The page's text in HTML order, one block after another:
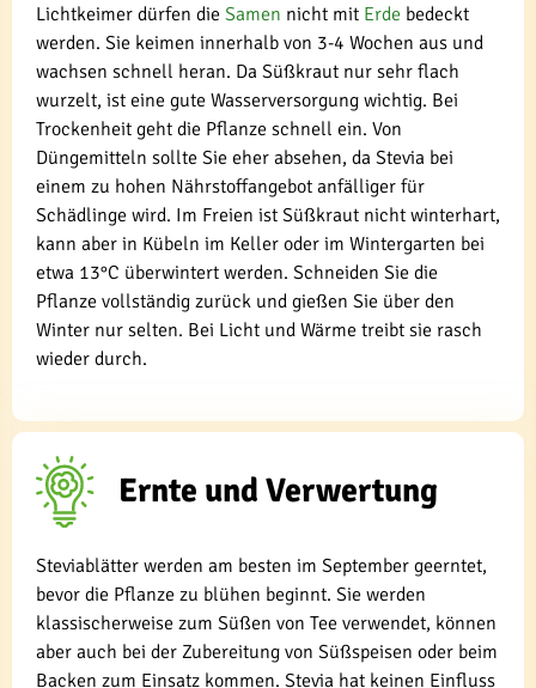
Lichtkeimer dürfen die Samen nicht mit Erde bedeckt
werden. Sie keimen innerhalb von 3-4 Wochen aus und
wachsen schnell heran. Da Süßkraut nur sehr flach
wurzelt, ist eine gute Wasserversorgung wichtig. Bei
Trockenheit geht die Pflanze schnell ein. Von
Düngemitteln sollte Sie eher absehen, da Stevia bei
einem zu hohen Nährstoffangebot anfälliger für
Schädlinge wird. Im Freien ist Süßkraut nicht winterhart,
kann aber in Kübeln im Keller oder im Wintergarten bei
etwa 13°C überwintert werden. Schneiden Sie die
Pflanze vollständig zurück und gießen Sie über den
Winter nur selten. Bei Licht und Wärme treibt sie rasch
wieder durch.
Ernte und Verwertung
Steviablätter werden am besten im September geerntet,
bevor die Pflanze zu blühen beginnt. Sie werden
klassischerweise zum Süßen von Tee verwendet, können
aber auch bei der Zubereitung von Süßspeisen oder beim
Backen zum Einsatz kommen. Stevia hat keinen Einfluss